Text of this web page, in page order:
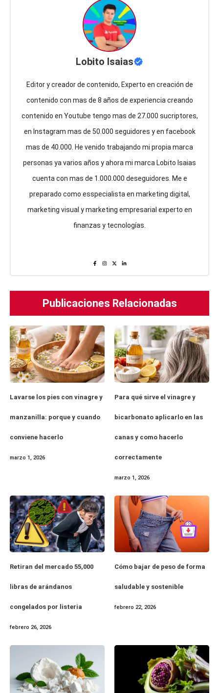
Lobito Isaias
Editor y creador de contenido, Experto en creación de
contenido con mas de 8 años de experiencia creando
contenido en Youtube tengo mas de 27.000 sucriptores,
en Instagram mas de 50.000 seguidores y en facebook
mas de 40.000. He venido trabajando mi propia marca
personas ya varios años y ahora mi marca Lobito Isaias
cuenta con mas de 1.000.000 deseguidores. Me e
preparado como esspecialista en marketing digital,
marketing visual y marketing empresarial experto en
finanzas y tecnologías.
Publicaciones Relacionadas
Lavarse los pies con vinagre y
manzanilla: porque y cuando
conviene hacerlo
marzo 1, 2026
Para qué sirve el vinagre y
bicarbonato aplicarlo en las
canas y como hacerlo
correctamente
marzo 1, 2026
Retiran del mercado 55,000
libras de arándanos
congelados por listeria
febrero 26, 2026
Cómo bajar de peso de forma
saludable y sostenible
febrero 22, 2026